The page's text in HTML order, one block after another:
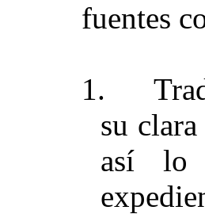
fuentes
1.
su
así lo